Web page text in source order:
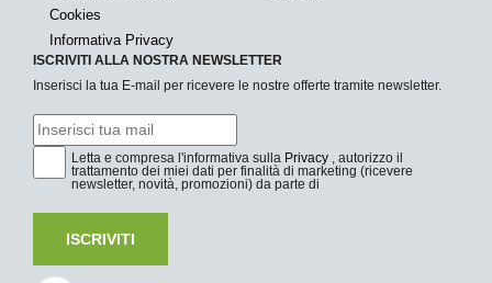
Cookies
Informativa Privacy
ISCRIVITI ALLA NOSTRA NEWSLETTER
Inserisci la tua E-mail per ricevere le nostre offerte tramite newsletter.
Letta e compresa l'informativa sulla Privacy , autorizzo il
trattamento dei miei dati per finalità di marketing (ricevere
newsletter, novità, promozioni) da parte di
ISCRIVITI